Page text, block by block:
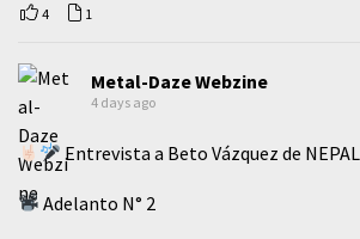
4 1
Metal-Daze Webzine
4 days ago
Entrevista a Beto Vázquez de NEPAL
Adelanto N° 2